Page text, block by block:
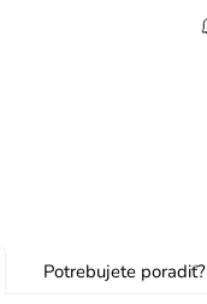
Potrebujete poradiť?